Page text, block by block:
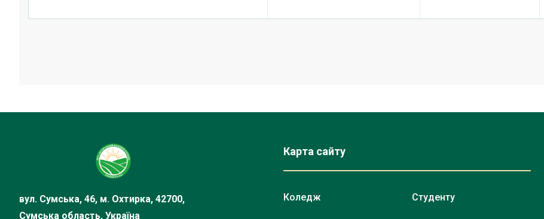
вул. Сумська, 46, м. Охтирка, 42700,
Сумська область, Україна
Карта сайту
Коледж Студенту